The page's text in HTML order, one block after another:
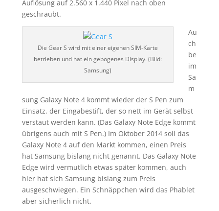
Auflösung auf 2.560 x 1.440 Pixel nach oben
geschraubt.
Die Gear S wird mit einer eigenen SIM-Karte
betrieben und hat ein gebogenes Display. (Bild:
Samsung)
Au
ch
be
im
Sa
m
sung Galaxy Note 4 kommt wieder der S Pen zum
Einsatz, der Eingabestift, der so nett im Gerät selbst
verstaut werden kann. (Das Galaxy Note Edge kommt
übrigens auch mit S Pen.) Im Oktober 2014 soll das
Galaxy Note 4 auf den Markt kommen, einen Preis
hat Samsung bislang nicht genannt. Das Galaxy Note
Edge wird vermutlich etwas später kommen, auch
hier hat sich Samsung bislang zum Preis
ausgeschwiegen. Ein Schnäppchen wird das Phablet
aber sicherlich nicht.